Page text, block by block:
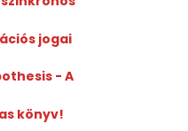
jogai
- A
könyv!